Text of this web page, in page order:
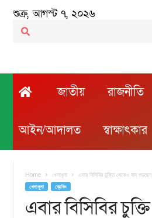
শুক্র, আগস্ট ৭, ২০২৬
জাতীয় রাজনীতি
আইন/আদালত স্বাক্ষাৎকার
Home খেলাধূলা এবার বিসিবির চুক্তি থেকেও বাদ
খেলাধূলা ব্রেকিং
এবার বিসিবির